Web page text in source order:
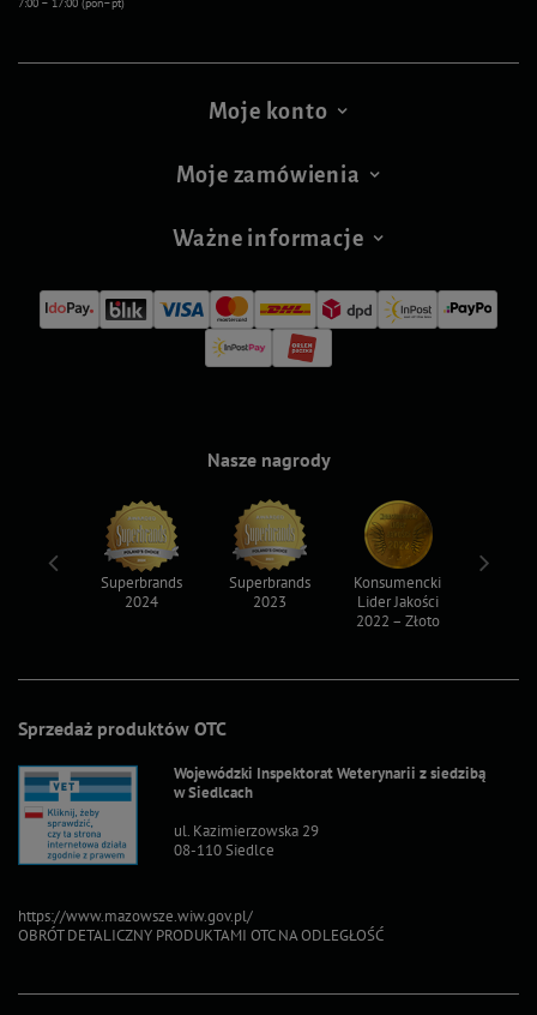
Moje konto
Moje zamówienia
Ważne informacje
Sprzedaż produktów OTC
Wojewódzki Inspektorat Weterynarii z siedzibą
w Siedlcach
ul. Kazimierzowska 29
08-110 Siedlce
https://www.mazowsze.wiw.gov.pl/
OBRÓT DETALICZNY PRODUKTAMI OTC NA ODLEGŁOŚĆ
Nasze nagrody
Superbrands
2024
Superbrands
2023
Konsumencki
Lider Jakości
2022 – Złoto